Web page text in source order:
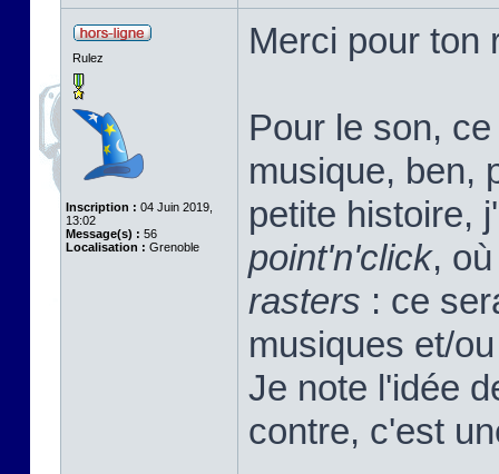
Rulez
Inscription : 04 Juin 2019,
13:02
Message(s) : 56
Localisation : Grenoble
Merci pour ton
Pour le son,
musique, ben,
petite histoire,
point'n'click,
rasters : ce
musiques et/
Je note l'idée
contre, c'est